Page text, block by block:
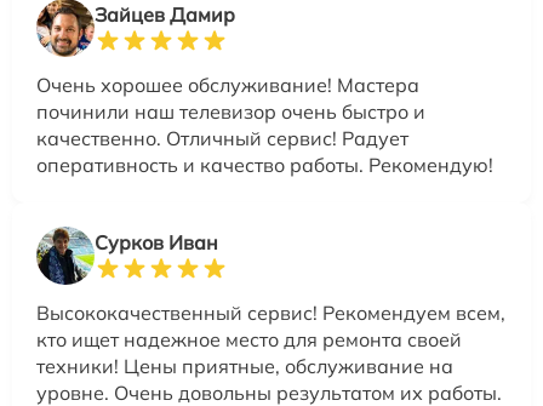
Зайцев Дамир
Очень хорошее обслуживание! Мастера
починили наш телевизор очень быстро и
качественно. Отличный сервис! Радует
оперативность и качество работы. Рекомендую!
Сурков Иван
Высококачественный сервис! Рекомендуем всем,
кто ищет надежное место для ремонта своей
техники! Цены приятные, обслуживание на
уровне. Очень довольны результатом их работы.